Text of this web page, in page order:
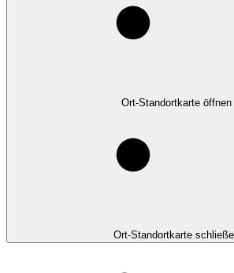
Ort-Standortkarte öffnen
Ort-Standortkarte